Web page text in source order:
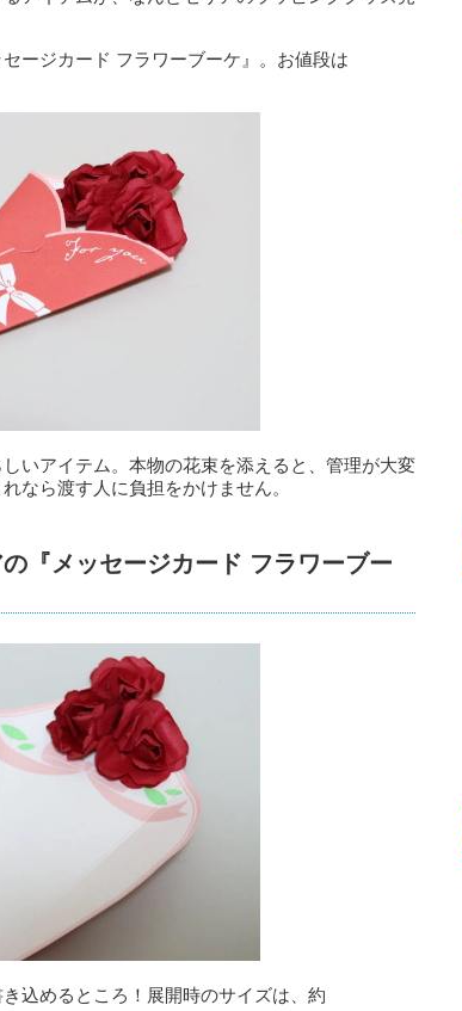
ージカード フラワーブーケ』。お値段は
いアイテム。本物の花束を添えると、管理が大変
なら渡す人に負担をかけません。
『メッセージカード フラワーブー
込めるところ！展開時のサイズは、約